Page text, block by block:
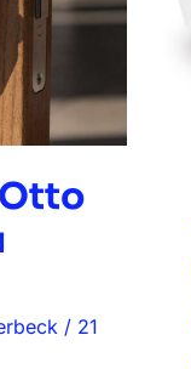
/ 21